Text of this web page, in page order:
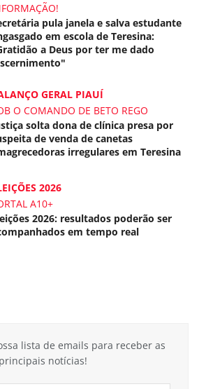
pula janela e salva estudante
em escola de Teresina:
a Deus por ter me dado
GERAL PIAUÍ
O COMANDO DE BETO REGO
solta dona de clínica presa por
de venda de canetas
irregulares em Teresina
2026
A10+
2026: resultados poderão ser
em tempo real
lista de emails para receber as
principais notícias!